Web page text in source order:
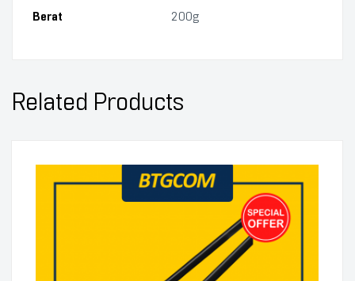
Berat 200g
Related Products